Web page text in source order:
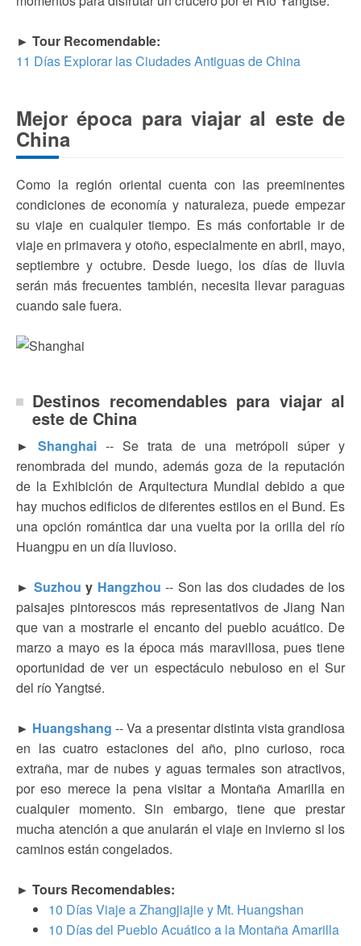
► Tour Recomendable:
11 Días Explorar las Ciudades Antiguas de China
Mejor época para viajar al este de
China
Como la región oriental cuenta con las preeminentes
condiciones de economía y naturaleza, puede empezar
su viaje en cualquier tiempo. Es más confortable ir de
viaje en primavera y otoño, especialmente en abril, mayo,
septiembre y octubre. Desde luego, los días de lluvia
serán más frecuentes también, necesita llevar paraguas
cuando sale fuera.
Destinos recomendables para viajar al
este de China
► Shanghai -- Se trata de una metrópoli súper y
renombrada del mundo, además goza de la reputación
de la Exhibición de Arquitectura Mundial debido a que
hay muchos edificios de diferentes estilos en el Bund. Es
una opción romántica dar una vuelta por la orilla del río
Huangpu en un día lluvioso.
► Suzhou y Hangzhou -- Son las dos ciudades de los
paisajes pintorescos más representativos de Jiang Nan
que van a mostrarle el encanto del pueblo acuático. De
marzo a mayo es la época más maravillosa, pues tiene
oportunidad de ver un espectáculo nebuloso en el Sur
del río Yangtsé.
► Huangshang --Va a presentar distinta vista grandiosa
en las cuatro estaciones del año, pino curioso, roca
extraña, mar de nubes y aguas termales son atractivos,
por eso merece la pena visitar a Montaña Amarilla en
cualquier momento. Sin embargo, tiene que prestar
mucha atención a que anularán el viaje en invierno si los
caminos están congelados.
► Tours Recomendables:
10 Días Viaje a Zhangjiajie y Mt. Huangshan
10 Días del Pueblo Acuático a la Montaña Amarilla